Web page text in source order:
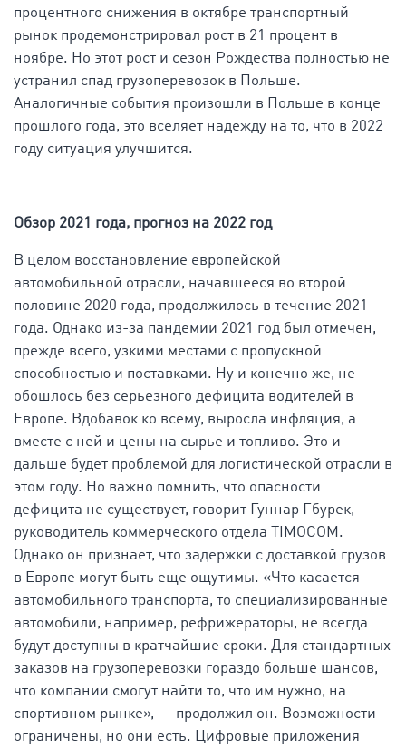
процентного снижения в октябре транспортный
рынок продемонстрировал рост в 21 процент в
ноябре. Но этот рост и сезон Рождества полностью не
устранил спад грузоперевозок в Польше.
Аналогичные события произошли в Польше в конце
прошлого года, это вселяет надежду на то, что в 2022
году ситуация улучшится.
Обзор 2021 года, прогноз на 2022 год
В целом восстановление европейской
автомобильной отрасли, начавшееся во второй
половине 2020 года, продолжилось в течение 2021
года. Однако из-за пандемии 2021 год был отмечен,
прежде всего, узкими местами с пропускной
способностью и поставками. Ну и конечно же, не
обошлось без серьезного дефицита водителей в
Европе. Вдобавок ко всему, выросла инфляция, а
вместе с ней и цены на сырье и топливо. Это и
дальше будет проблемой для логистической отрасли в
этом году. Но важно помнить, что опасности
дефицита не существует, говорит Гуннар Гбурек,
руководитель коммерческого отдела TIMOCOM.
Однако он признает, что задержки с доставкой грузов
в ​​Европе могут быть еще ощутимы. «Что касается
автомобильного транспорта, то специализированные
автомобили, например, рефрижераторы, не всегда
будут доступны в кратчайшие сроки. Для стандартных
заказов на грузоперевозки гораздо больше шансов,
что компании смогут найти то, что им нужно, на
спортивном рынке», — продолжил он. Возможности
ограничены, но они есть. Цифровые приложения